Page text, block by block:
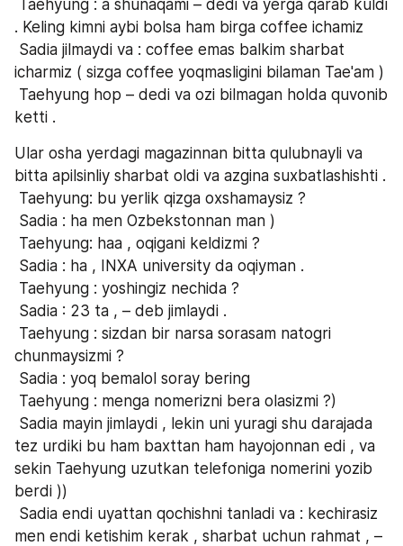
. Keling kimni aybi bolsa ham birga coffee ichamiz
icharmiz ( sizga coffee yoqmasligini bilaman Tae'am )
ketti .
Ular osha yerdagi magazinnan bitta qulubnayli va
bitta apilsinliy sharbat oldi va azgina suxbatlashishti .
Taehyung: bu yerlik qizga oxshamaysiz ?
Sadia : ha men Ozbekstonnan man )
Taehyung: haa , oqigani keldizmi ?
Sadia : ha , INXA university da oqiyman .
Taehyung : yoshingiz nechida ?
Sadia : 23 ta , – deb jimlaydi .
chunmaysizmi ?
Sadia : yoq bemalol soray bering
Taehyung : menga nomerizni bera olasizmi ?)
tez urdiki bu ham baxttan ham hayojonnan edi , va
sekin Taehyung uzutkan telefoniga nomerini yozib
berdi ))
men endi ketishim kerak , sharbat uchun rahmat , –